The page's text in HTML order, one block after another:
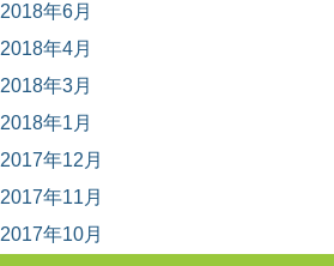
2018年6月
2018年4月
2018年3月
2018年1月
2017年12月
2017年11月
2017年10月